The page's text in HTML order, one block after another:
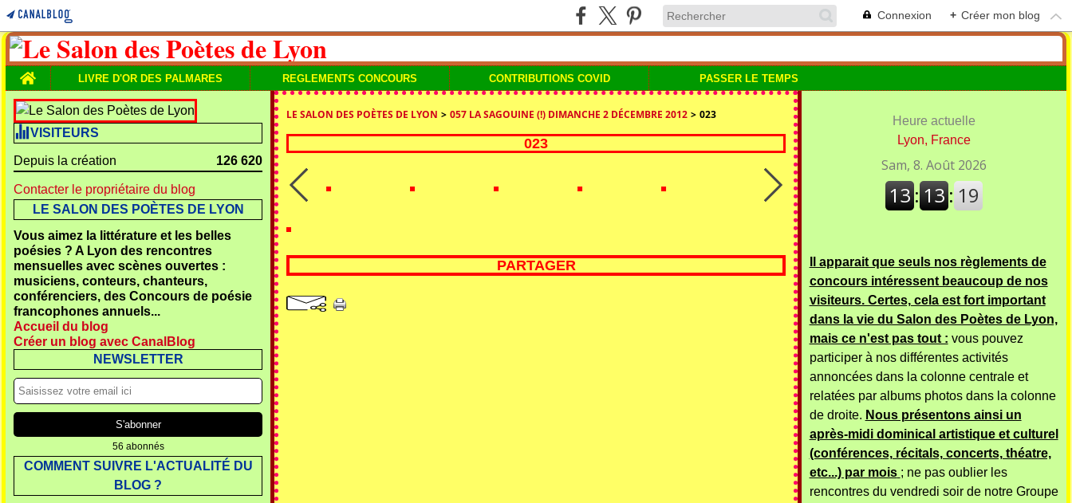
Connexion + Créer mon blog
Home
LIVRE D'OR DES PALMARES REGLEMENTS CONCOURS CONTRIBUTIONS COVID PASSER LE TEMPS
VISITEURS
Depuis la création 126 620
Contacter le propriétaire du blog
LE SALON DES POÈTES DE LYON
Vous aimez la littérature et les belles
poésies ? A Lyon des rencontres
mensuelles avec scènes ouvertes :
musiciens, conteurs, chanteurs,
conférenciers, des Concours de poésie
francophones annuels...
Accueil du blog
Créer un blog avec CanalBlog
NEWSLETTER
56 abonnés
COMMENT SUIVRE L'ACTUALITÉ DU
BLOG ?
LE SALON DES POÈTES DE LYON > 057 LA SAGOUINE (!) DIMANCHE 2 DÉCEMBRE 2012 > 023
023
PARTAGER
Heure actuelle
Lyon, France
Il apparait que seuls nos règlements de
concours intéressent beaucoup de nos
visiteurs. Certes, cela est fort important
dans la vie du Salon des Poètes de Lyon,
mais ce n'est pas tout : vous pouvez
participer à nos différentes activités
annoncées dans la colonne centrale et
relatées par albums photos dans la colonne
de droite. Nous présentons ainsi un
après-midi dominical artistique et culturel
(conférences, récitals, concerts, théatre,
etc...) par mois ; ne pas oublier les
rencontres du vendredi soir de notre Groupe